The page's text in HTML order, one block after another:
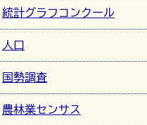
統計グラフコンクール
人口
国勢調査
農林業センサス